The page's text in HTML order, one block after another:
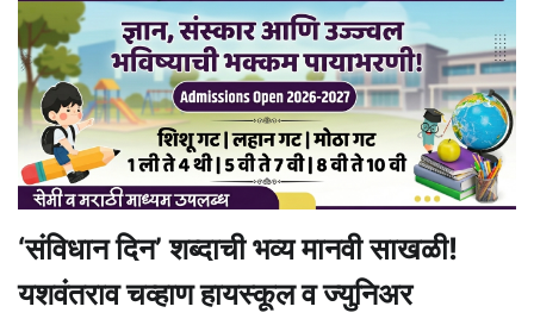
‘संविधान दिन’ शब्दाची भव्य मानवी साखळी!
यशवंतराव चव्हाण हायस्कूल व ज्युनिअर